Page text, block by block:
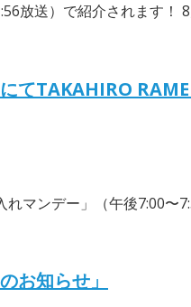
放送）で紹介されます！
てTAKAHIRO
マンデー」（午後7:00〜
お知らせ」